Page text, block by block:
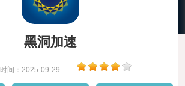
黑洞加速
时间：2025-09-29